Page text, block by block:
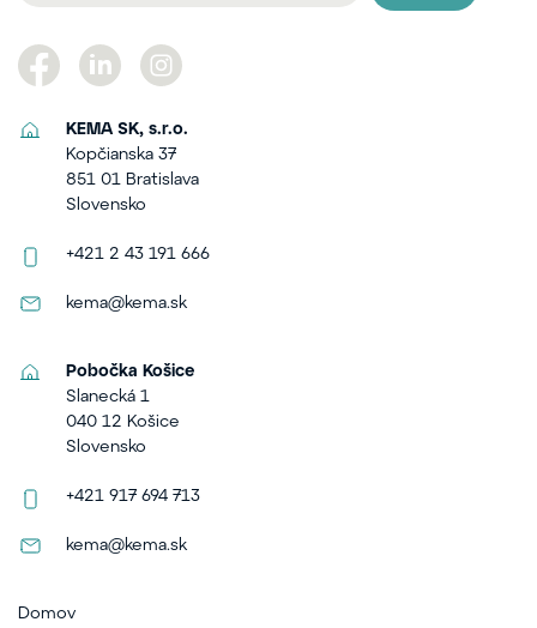
KEMA SK, s.r.o.
Kopčianska 37
851 01 Bratislava
Slovensko
+421 2 43 191 666
kema@kema.sk
Pobočka Košice
Slanecká 1
040 12 Košice
Slovensko
+421 917 694 713
kema@kema.sk
Domov